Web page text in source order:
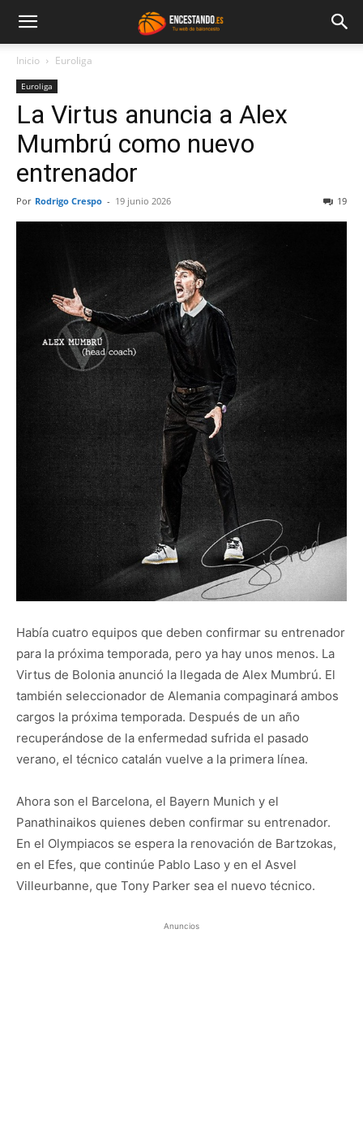
Inicio Euroliga
Euroliga
La Virtus anuncia a Alex
Mumbrú como nuevo
entrenador
Por Rodrigo Crespo - 19 junio 2026 19
Había cuatro equipos que deben confirmar su entrenador
para la próxima temporada, pero ya hay unos menos. La
Virtus de Bolonia anunció la llegada de Alex Mumbrú. El
también seleccionador de Alemania compaginará ambos
cargos la próxima temporada. Después de un año
recuperándose de la enfermedad sufrida el pasado
verano, el técnico catalán vuelve a la primera línea.
Ahora son el Barcelona, el Bayern Munich y el
Panathinaikos quienes deben confirmar su entrenador.
En el Olympiacos se espera la renovación de Bartzokas,
en el Efes, que continúe Pablo Laso y en el Asvel
Villeurbanne, que Tony Parker sea el nuevo técnico.
Anuncios